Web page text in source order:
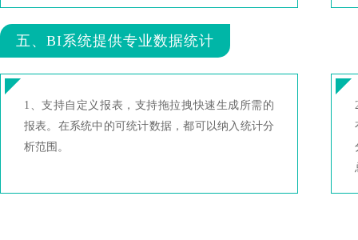
五、BI系统提供专业数据统计
1、支持自定义报表，支持拖拉拽快速生成所需的
报表。在系统中的可统计数据，都可以纳入统计分
析范围。